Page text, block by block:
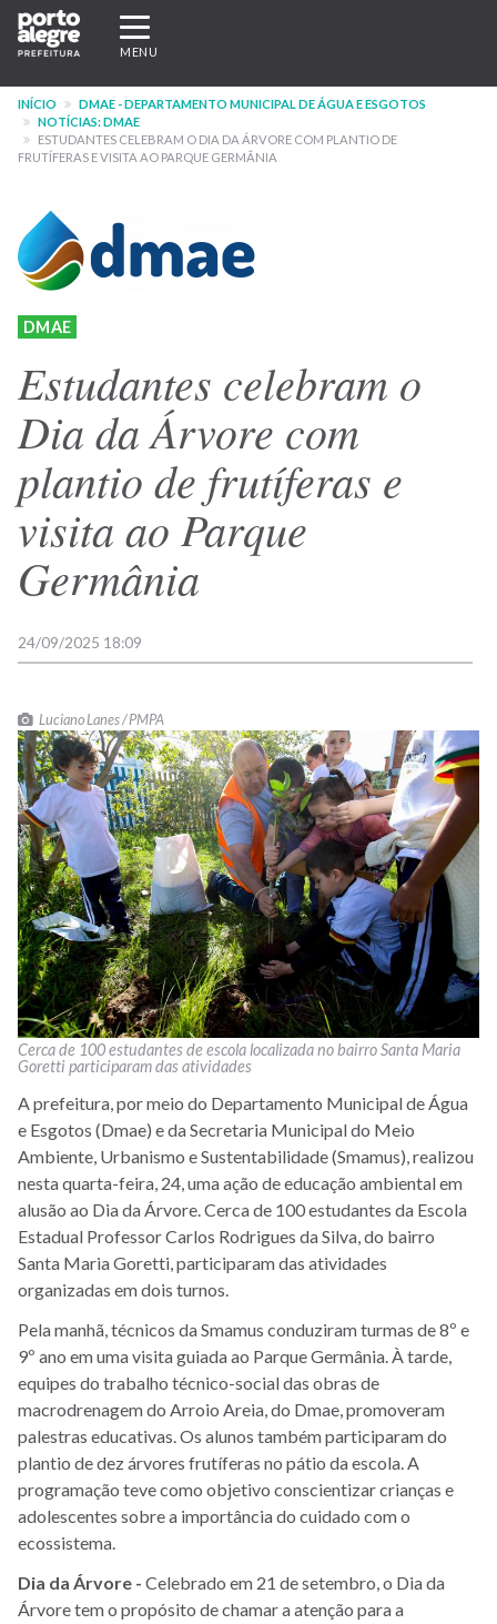
Pular
para
conteúdo
principal
Expandir/recolher
navegação
MENU
INÍCIO
DMAE - DEPARTAMENTO MUNICIPAL DE ÁGUA E ESGOTOS
NOTÍCIAS: DMAE
ESTUDANTES CELEBRAM O DIA DA ÁRVORE COM PLANTIO DE
FRUTÍFERAS E VISITA AO PARQUE GERMÂNIA
DMAE
Estudantes celebram o
Dia da Árvore com
plantio de frutíferas e
visita ao Parque
Germânia
24/09/2025 18:09
Luciano Lanes / PMPA
Cerca de 100 estudantes de escola localizada no bairro Santa Maria
Goretti participaram das atividades
A prefeitura, por meio do Departamento Municipal de Água
e Esgotos (Dmae) e da Secretaria Municipal do Meio
Ambiente, Urbanismo e Sustentabilidade (Smamus), realizou
nesta quarta-feira, 24, uma ação de educação ambiental em
alusão ao Dia da Árvore. Cerca de 100 estudantes da Escola
Estadual Professor Carlos Rodrigues da Silva, do bairro
Santa Maria Goretti, participaram das atividades
organizadas em dois turnos.
Pela manhã, técnicos da Smamus conduziram turmas de 8º e
9º ano em uma visita guiada ao Parque Germânia. À tarde,
equipes do trabalho técnico-social das obras de
macrodrenagem do Arroio Areia, do Dmae, promoveram
palestras educativas. Os alunos também participaram do
plantio de dez árvores frutíferas no pátio da escola. A
programação teve como objetivo conscientizar crianças e
adolescentes sobre a importância do cuidado com o
ecossistema.
Dia da Árvore - Celebrado em 21 de setembro, o Dia da
Árvore tem o propósito de chamar a atenção para a